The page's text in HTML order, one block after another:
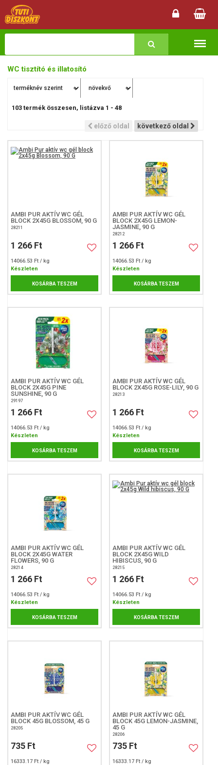
WC tisztító és illatosító
103 termék összesen, listázva 1 - 48
előző oldal következő oldal
AMBI PUR AKTÍV WC GÉL
BLOCK 2X45G BLOSSOM, 90 G
28211
1 266 Ft
14066.53 Ft / kg
Készleten
KOSÁRBA TESZEM
AMBI PUR AKTÍV WC GÉL
BLOCK 2X45G LEMON-
JASMINE, 90 G
28212
1 266 Ft
14066.53 Ft / kg
Készleten
KOSÁRBA TESZEM
AMBI PUR AKTÍV WC GÉL
BLOCK 2X45G PINE
SUNSHINE, 90 G
29197
1 266 Ft
14066.53 Ft / kg
Készleten
KOSÁRBA TESZEM
AMBI PUR AKTÍV WC GÉL
BLOCK 2X45G ROSE-LILY, 90 G
28213
1 266 Ft
14066.53 Ft / kg
Készleten
KOSÁRBA TESZEM
AMBI PUR AKTÍV WC GÉL
BLOCK 2X45G WATER
FLOWERS, 90 G
28214
1 266 Ft
14066.53 Ft / kg
Készleten
KOSÁRBA TESZEM
AMBI PUR AKTÍV WC GÉL
BLOCK 2X45G WILD
HIBISCUS, 90 G
28215
1 266 Ft
14066.53 Ft / kg
Készleten
KOSÁRBA TESZEM
AMBI PUR AKTÍV WC GÉL
BLOCK 45G BLOSSOM, 45 G
28205
735 Ft
16333.17 Ft / kg
AMBI PUR AKTÍV WC GÉL
BLOCK 45G LEMON-JASMINE,
45 G
28206
735 Ft
16333.17 Ft / kg